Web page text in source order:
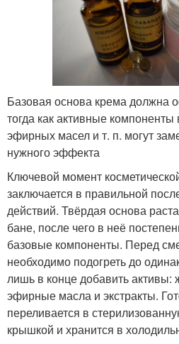
Базовая основа крема должна
тогда как активные
эфирных масел и т. п. могут
нужного эффекта
Ключевой момент
заключается в правильной
действий. Твёрдая основа
бане, после чего в неё
базовые компоненты. Перед
необходимо подогреть до
лишь в конце добавить активы:
эфирные масла и экстракты.
переливается в
крышкой и хранится в